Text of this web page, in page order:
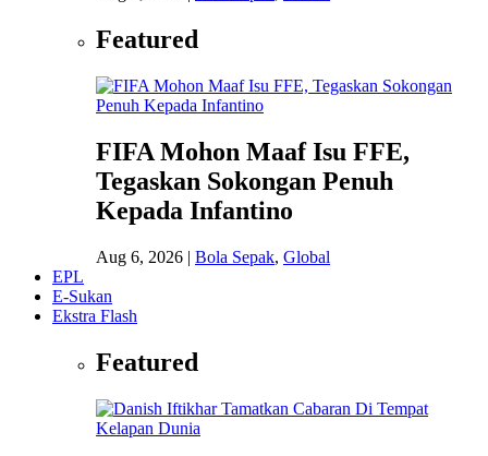
Featured
FIFA Mohon Maaf Isu FFE,
Tegaskan Sokongan Penuh
Kepada Infantino
Aug 6, 2026 | Bola Sepak, Global
EPL
E-Sukan
Ekstra Flash
Featured